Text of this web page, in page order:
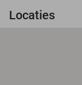
Locaties